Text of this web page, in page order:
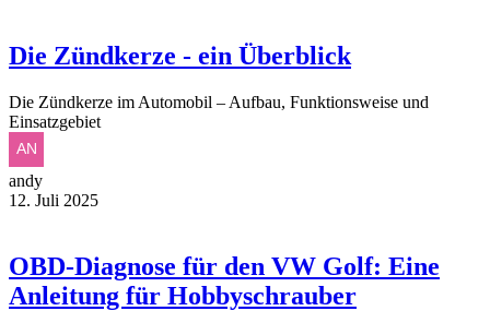
Die Zündkerze - ein Überblick
Die Zündkerze im Automobil – Aufbau, Funktionsweise und
Einsatzgebiet
andy
12. Juli 2025
OBD-Diagnose für den VW Golf: Eine
Anleitung für Hobbyschrauber